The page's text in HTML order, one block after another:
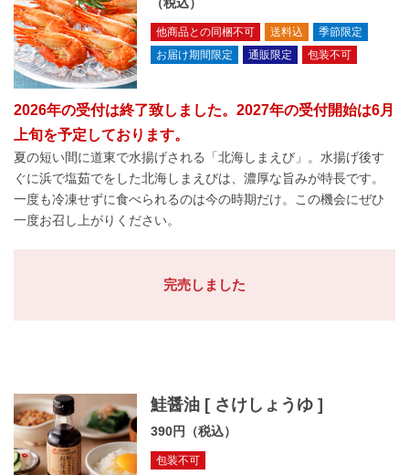
他商品との同梱不可 送料込
季節限定
お届け期間限定
通販限定 包装不可
2026年の受付は終了致しました。2027年の受付開始は6月
上旬を予定しております。
夏の短い間に道東で水揚げされる「北海しまえび」。水揚げ後す
ぐに浜で塩茹でをした北海しまえびは、濃厚な旨みが特長です。
一度も冷凍せずに食べられるのは今の時期だけ。この機会にぜひ
一度お召し上がりください。
完売しました
鮭醤油 [ さけしょうゆ ]
390円（税込）
包装不可